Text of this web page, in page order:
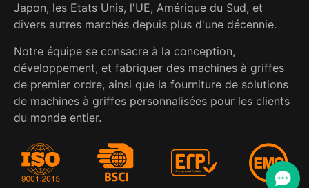
Japon, les Etats Unis, l'UE, Amérique du Sud, et
divers autres marchés depuis plus d'une décennie.
Notre équipe se consacre à la conception,
développement, et fabriquer des machines à griffes
de premier ordre, ainsi que la fourniture de solutions
de machines à griffes personnalisées pour les clients
du monde entier.